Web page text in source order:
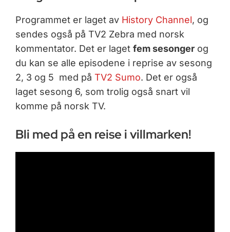
Programmet er laget av History Channel, og
sendes også på TV2 Zebra med norsk
kommentator. Det er laget fem sesongerog
du kan se alle episodene i reprise av sesong
2, 3 og 5 med på TV2 Sumo. Det er også
laget sesong 6, som trolig også snart vil
komme på norsk TV.
Bli med på en reise i villmarken!